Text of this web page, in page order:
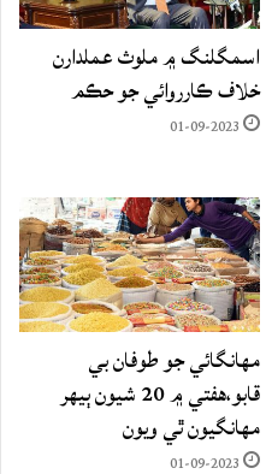
اسمگلنگ ۾ ملوث عملدارن
خلاف ڪارروائي جو حڪم
01-09-2023
مهانگائي جو طوفان بي
قابو،هفتي ۾ 20 شيون ٻيهر
مهانگيون ٿي ويون
01-09-2023